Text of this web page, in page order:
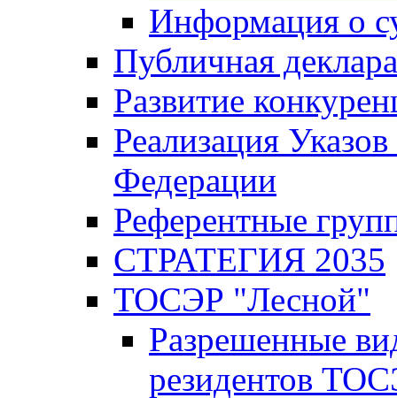
Информация о
Публичная
Развитие
Реализация
Федерации
Референтные
СТРАТЕГИЯ 2035
ТОСЭР "Лесной"
Разрешенные
резидентов